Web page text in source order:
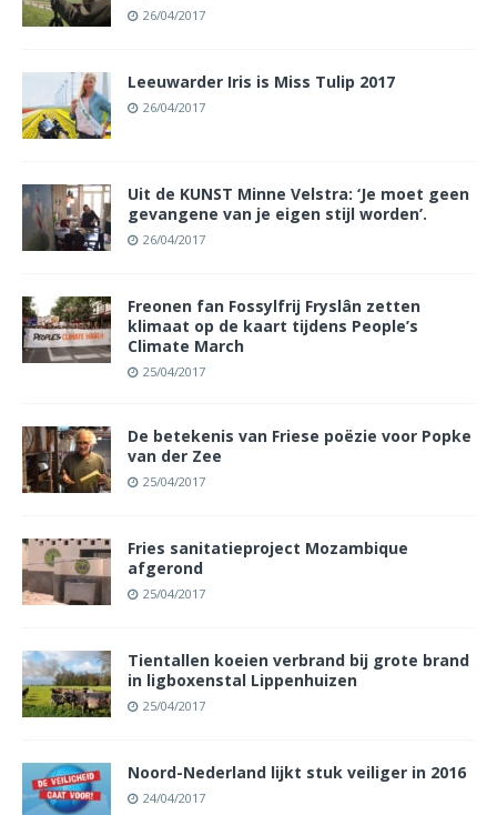
26/04/2017
Leeuwarder Iris is Miss Tulip 2017
26/04/2017
Uit de KUNST Minne Velstra: ‘Je moet geen
gevangene van je eigen stijl worden’.
26/04/2017
Freonen fan Fossylfrij Fryslân zetten
klimaat op de kaart tijdens People’s
Climate March
25/04/2017
De betekenis van Friese poëzie voor Popke
van der Zee
25/04/2017
Fries sanitatieproject Mozambique
afgerond
25/04/2017
Tientallen koeien verbrand bij grote brand
in ligboxenstal Lippenhuizen
25/04/2017
Noord-Nederland lijkt stuk veiliger in 2016
24/04/2017